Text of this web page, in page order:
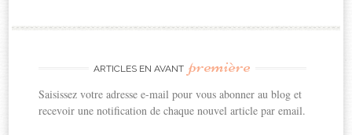
ARTICLES EN AVANT première
Saisissez votre adresse e-mail pour vous abonner au blog et
recevoir une notification de chaque nouvel article par email.